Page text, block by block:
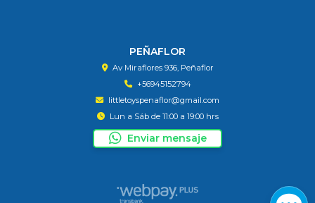
PEÑAFLOR
Av Miraflores 936, Peñaflor
+56945152794
littletoyspenaflor@gmail.com
Lun a Sáb de 11:00 a 19:00 hrs
Enviar mensaje